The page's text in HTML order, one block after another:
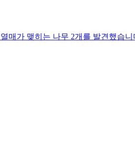
매가 맺히는 나무 2개를 발견했습니